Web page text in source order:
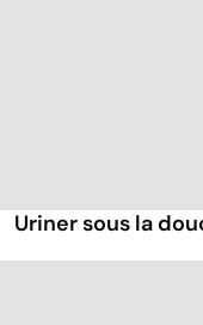
Uriner sous la